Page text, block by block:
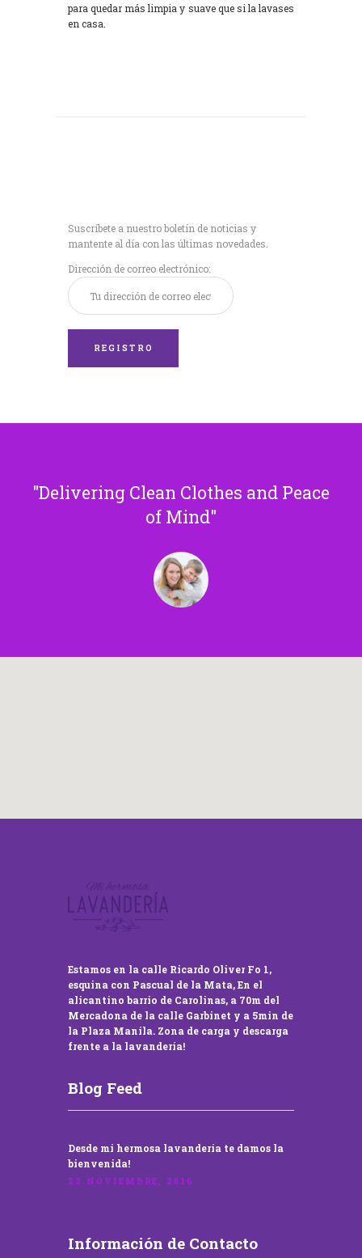
para quedar más limpia y suave que si la lavases
en casa.
Suscríbete a nuestro boletín de noticias y
mantente al día con las últimas novedades.
Dirección de correo electrónico:
Delivering Clean Clothes and Peace
of Mind
Estamos en la calle Ricardo Oliver Fo 1,
esquina con Pascual de la Mata, En el
alicantino barrio de Carolinas, a 70m del
Mercadona de la calle Garbinet y a 5min de
la Plaza Manila. Zona de carga y descarga
frente a la lavandería!
Blog Feed
Desde mi hermosa lavandería te damos la
bienvenida!
22 NOVIEMBRE, 2016
Información de Contacto